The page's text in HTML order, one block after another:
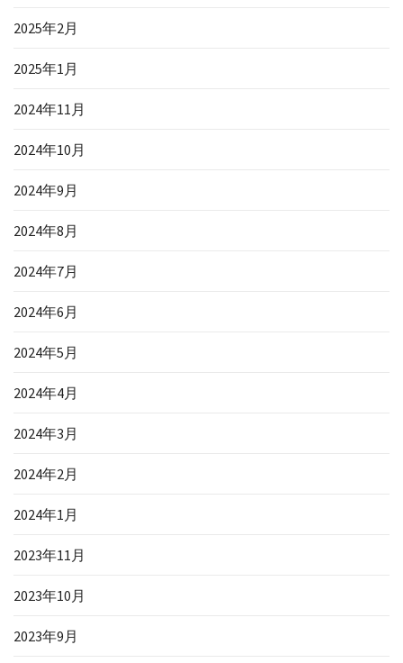
2025年2月
2025年1月
2024年11月
2024年10月
2024年9月
2024年8月
2024年7月
2024年6月
2024年5月
2024年4月
2024年3月
2024年2月
2024年1月
2023年11月
2023年10月
2023年9月